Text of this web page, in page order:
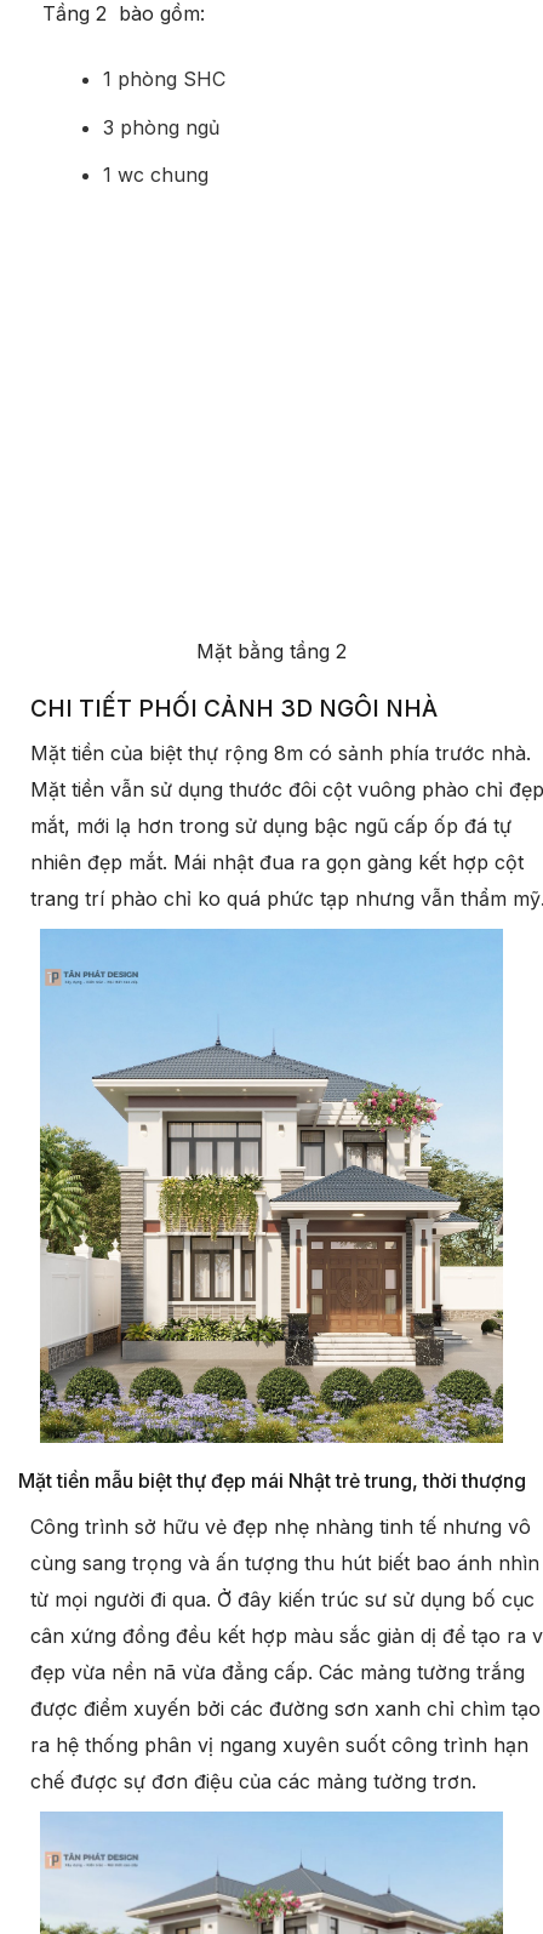
Tầng 2 bào gồm:
1 phòng SHC
3 phòng ngủ
1 wc chung
Mặt bằng tầng 2
CHI TIẾT PHỐI CẢNH 3D NGÔI NHÀ
Mặt tiền của biệt thự rộng 8m có sảnh phía trước nhà.
Mặt tiền vẫn sử dụng thước đôi cột vuông phào chỉ đẹp
mắt, mới lạ hơn trong sử dụng bậc ngũ cấp ốp đá tự
nhiên đẹp mắt. Mái nhật đua ra gọn gàng kết hợp cột
trang trí phào chỉ ko quá phức tạp nhưng vẫn thẩm
Mặt tiền mẫu biệt thự đẹp mái Nhật trẻ trung, thời thượng
Công trình sở hữu vẻ đẹp nhẹ nhàng tinh tế nhưng vô
cùng sang trọng và ấn tượng thu hút biết bao ánh nhìn
từ mọi người đi qua. Ở đây kiến trúc sư sử dụng bố cục
cân xứng đồng đều kết hợp màu sắc giản dị để tạo ra
đẹp vừa nền nã vừa đẳng cấp. Các mảng tường trắng
được điểm xuyến bởi các đường sơn xanh chỉ chìm tạo
ra hệ thống phân vị ngang xuyên suốt công trình hạn
chế được sự đơn điệu của các mảng tường trơn.